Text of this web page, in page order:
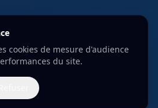
cookies de mesure d'audience
du site.